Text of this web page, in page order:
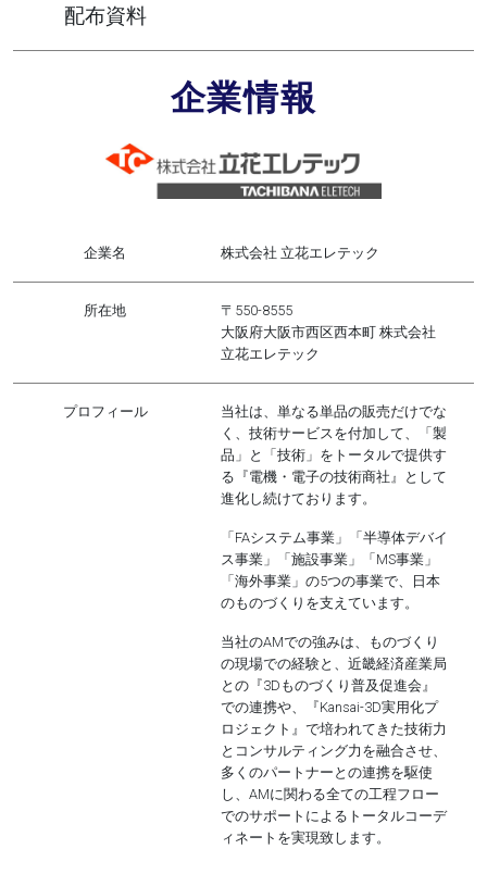
配布資料
企業情報
企業名 株式会社 立花エレテック
所在地
〒550-8555
大阪府大阪市西区西本町 株式会社
立花エレテック
プロフィール
当社は、単なる単品の販売だけでな
く、技術サービスを付加して、「製
品」と「技術」をトータルで提供す
る『電機・電子の技術商社』として
進化し続けております。
「FAシステム事業」「半導体デバイ
ス事業」「施設事業」「MS事業」
「海外事業」の5つの事業で、日本
のものづくりを支えています。
当社のAMでの強みは、
ものづくり
の現場での経験と、近畿経済産業局
との『3Dものづくり普及促進会』
での連携や、『Kansai-3D実用化プ
ロジェクト』で培われてきた技術力
とコンサルティング力 を融合させ、
多くのパートナーとの連携を駆使
し、AMに関わる全ての工程フロー
でのサポートによるトータルコーデ
ィネートを実現致します。